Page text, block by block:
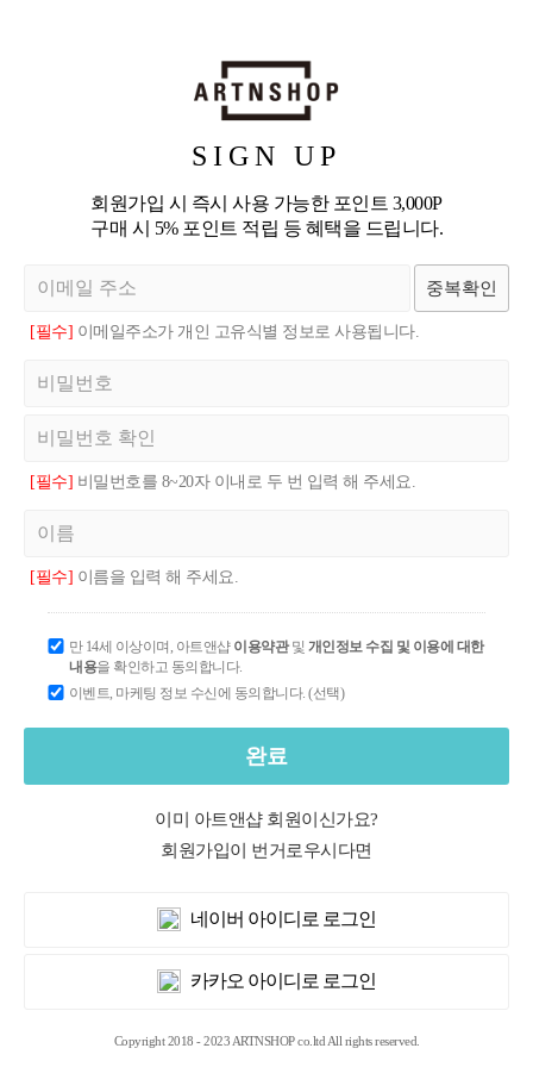
SIGN UP
회원가입 시 즉시 사용 가능한 포인트 3,000P
구매 시 5% 포인트 적립 등 혜택을 드립니다.
중복확인
[필수] 이메일주소가 개인 고유식별 정보로 사용됩니다.
[필수] 비밀번호를 8~20자 이내로 두 번 입력 해 주세요.
[필수] 이름을 입력 해 주세요.
만 14세 이상이며, 아트앤샵 이용약관및 개인정보 수집 및 이용에 대한
내용을 확인하고 동의합니다.
이벤트, 마케팅 정보 수신에 동의합니다. (선택)
완료
이미 아트앤샵 회원이신가요?
회원가입이 번거로우시다면
네이버 아이디로 로그인
카카오 아이디로 로그인
Copyright 2018 - 2023 ARTNSHOP co.ltd All rights reserved.